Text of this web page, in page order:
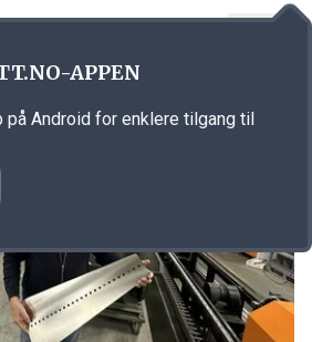
SportAPPEN
på Android for enklere tilgang til